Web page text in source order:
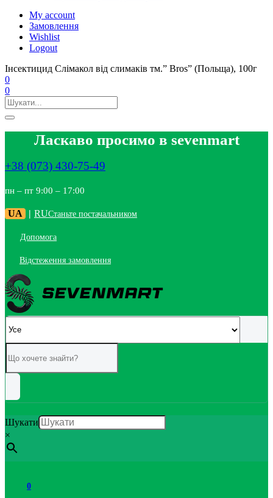
My account
Замовлення
Wishlist
Logout
Інсектицид Слімакол від слимаків тм.” Bros” (Польща), 100г
0
0
Ласкаво просимо в sevenmart
+38 (073) 430-75-49
пн – пт 9:00 – 17:00
UA | RUСтаньте постачальником
Допомога
Відстеження замовлення
Шукати
×
0